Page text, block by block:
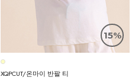
15%
XQPCUT/온마이 반팔 티